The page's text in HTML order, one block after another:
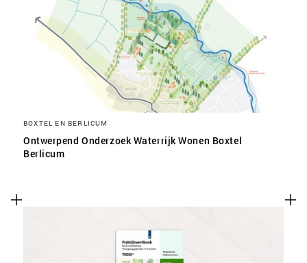
BOXTEL EN BERLICUM
Ontwerpend Onderzoek Waterrijk Wonen Boxtel
Berlicum
SLA VOORKEUREN OP